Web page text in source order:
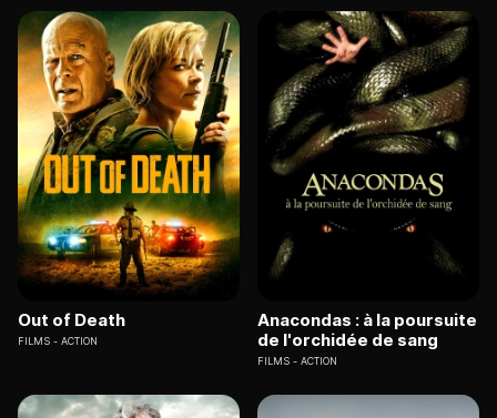
Out of Death
FILMS ACTION
Anacondas : à la poursuite
de l'orchidée de sang
FILMS ACTION